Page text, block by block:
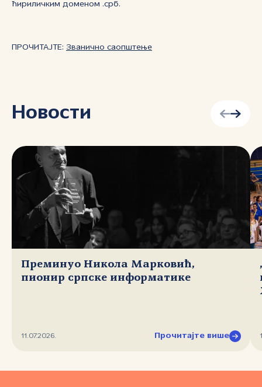
ћириличким доменом .срб.
ПРОЧИТАЈТЕ: Званично саопштење
Новости
Преминуо Никола Марковић,
пионир српске информатике
11.07.2026. Прочитајте више